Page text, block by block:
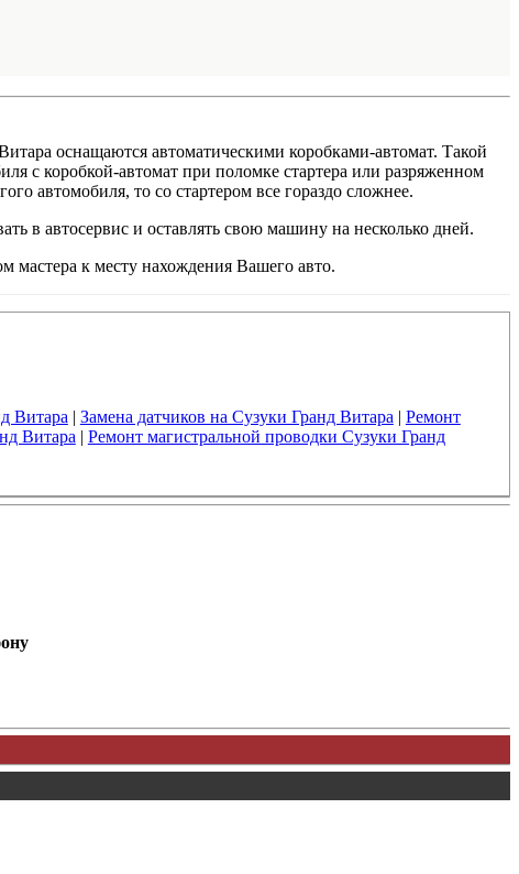
оснащаются автоматическими коробками-автомат. Такой
с коробкой-автомат при поломке стартера или разряженном
автомобиля, то со стартером все гораздо сложнее.
в автосервис и оставлять свою машину на несколько дней.
мастера к месту нахождения Вашего авто.
Витара | Замена датчиков на Сузуки Гранд Витара | Ремонт
Витара | Ремонт магистральной проводки Сузуки Гранд